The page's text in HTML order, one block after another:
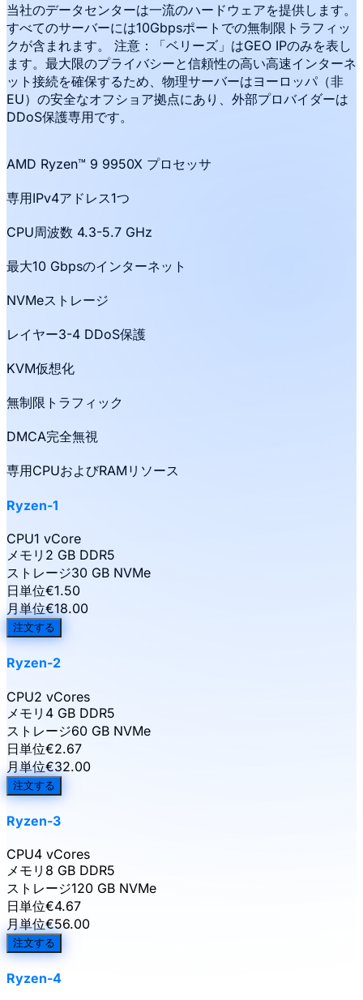
当社のデータセンターは一流のハードウェアを提供します。
すべてのサーバーには10Gbpsポートでの無制限トラフィッ
クが含まれます。 注意：「ベリーズ」はGEO IPのみを表し
ます。最大限のプライバシーと信頼性の高い高速インターネ
ット接続を確保するため、物理サーバーはヨーロッパ（非
EU）の安全なオフショア拠点にあり、外部プロバイダーは
DDoS保護専用です。
AMD Ryzen™ 9 9950X プロセッサ
専用IPv4アドレス1つ
CPU周波数 4.3-5.7 GHz
最大10 Gbpsのインターネット
NVMeストレージ
レイヤー3-4 DDoS保護
KVM仮想化
無制限トラフィック
DMCA完全無視
専用CPUおよびRAMリソース
Ryzen-1
CPU1 vCore
メモリ 2 GB DDR5
ストレージ30 GB NVMe
日単位€1.50
月単位€18.00
注文する
Ryzen-2
CPU2 vCores
メモリ 4 GB DDR5
ストレージ60 GB NVMe
日単位€2.67
月単位€32.00
注文する
Ryzen-3
CPU4 vCores
メモリ 8 GB DDR5
ストレージ120 GB NVMe
日単位€4.67
月単位€56.00
注文する
Ryzen-4